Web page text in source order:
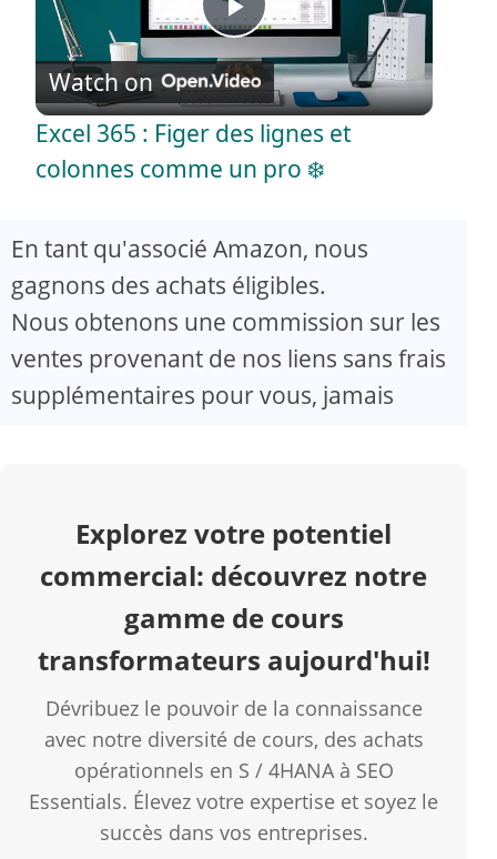
P
l
a
y
V
i
o
Watch on
Excel 365 : Figer des lignes et
colonnes comme un pro ❄️
En tant qu'associé Amazon, nous
gagnons des achats éligibles.
Nous obtenons une commission sur les
ventes provenant de nos liens sans frais
supplémentaires pour vous, jamais
Explorez votre potentiel
commercial: découvrez notre
gamme de cours
transformateurs aujourd'hui!
Dévribuez le pouvoir de la connaissance
avec notre diversité de cours, des achats
opérationnels en S / 4HANA à SEO
Essentials. Élevez votre expertise et soyez le
succès dans vos entreprises.